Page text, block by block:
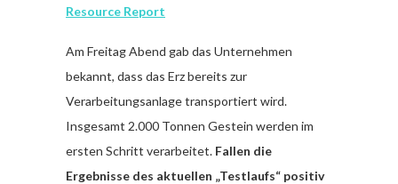
Resource Report
Am Freitag Abend gab das Unternehmen
bekannt, dass das Erz bereits zur
Verarbeitungsanlage transportiert wird.
Insgesamt 2.000 Tonnen Gestein werden im
ersten Schritt verarbeitet. Fallen die
Ergebnisse des aktuellen „Testlaufs“ positiv